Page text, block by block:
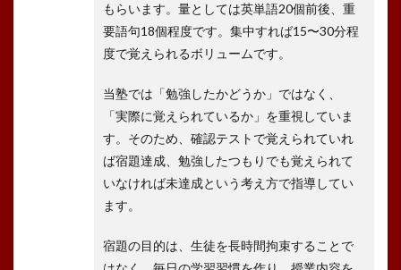
もらいます。量としては英単語20個前後、重
要語句18個程度です。集中すれば15〜30分程
度で覚えられるボリュームです。
当塾では「勉強したかどうか」ではなく、
「実際に覚えられているか」を重視していま
す。そのため、確認テストで覚えられていれ
ば宿題達成、勉強したつもりでも覚えられて
いなければ未達成という考え方で指導してい
ます。
宿題の目的は、生徒を長時間拘束することで